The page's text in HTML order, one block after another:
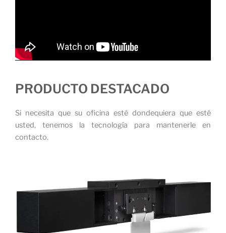
PRODUCTO DESTACADO
Si necesita que su oficina esté dondequiera que esté
usted, tenemos la tecnología para mantenerle en
contacto.